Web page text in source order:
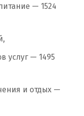
— 1524
услуг — 1495
и отдых —